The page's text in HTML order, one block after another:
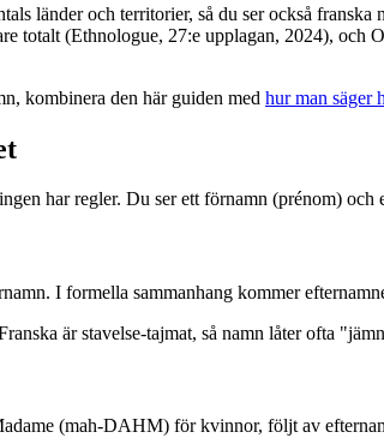
länder och territorier, så du ser också
totalt (Ethnologue, 27:e upplagan, 2024), och
kombinera den här guiden med hur man säger
har regler. Du ser ett förnamn (prénom)
I formella sammanhang kommer
är stavelse-tajmat, så namn låter ofta
(mah-DAHM) för kvinnor, följt av